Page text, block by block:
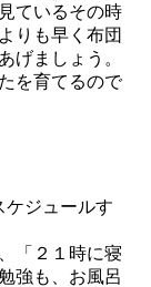
ているその時
りも早く布団
げましょう。
を育てるので
ジュールす
「２１時に寝
強も、お風呂